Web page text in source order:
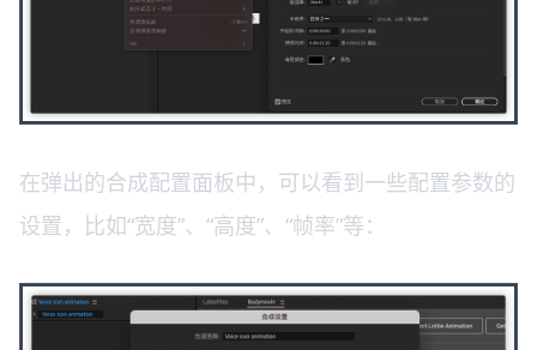
在弹出的合成配置面板中，可以看到一些配置参数的
设置，比如“宽度”、“高度”、“帧率”等：